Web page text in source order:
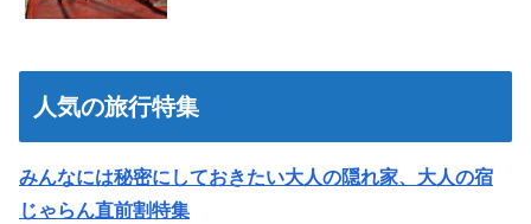
人気の旅行特集
みんなには秘密にしておきたい大人の隠れ家、大人の宿
じゃらん直前割特集